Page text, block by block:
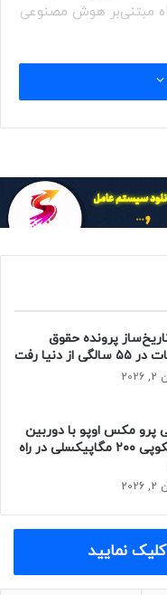
مبتنی‌بر هوش مصنوعی
آیو چه ظاهری دارد و
آگاه صرفاً گفته‌اند که
جدید برای عصر
یکی دیگر از
سرمایه‌گذاران پروژه‌ی جانی آیو است. گفته می‌شود که OpenAI
بزرگی مثل مایکروسافت و Khosla Ventures دریافت کند و مشکلی
پرونده حقوق
از دنیا رفت
مکس اوپو با دوربین
پریسکوپی ۲۰۰ مگاپیکسلی در راه
نمایید